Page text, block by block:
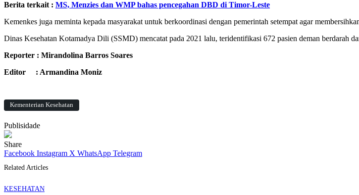
Berita terkait : MS, Menzies dan WMP bahas pencegahan DBD di Timor-Leste
Kemenkes juga meminta kepada masyarakat untuk berkoordinasi dengan pemerintah setempat agar
Dinas Kesehatan Kotamadya Dili (SSMD) mencatat pada 2021 lalu, teridentifikasi 672 pasien deman berdarah
Reporter : Mirandolina Barros Soares
Editor : Armandina Moniz
Kementerian Kesehatan
Publisidade
Share
Facebook Instagram X WhatsApp Telegram
Related Articles
KESEHATAN